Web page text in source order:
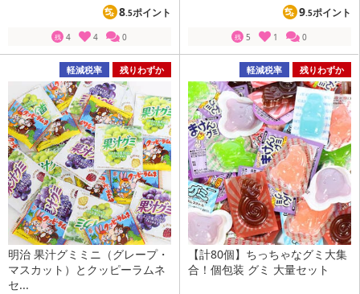
8.5ポイント
残 4 4 0
9.5ポイント
残 5 1 0
軽減税率 残りわずか
明治 果汁グミミニ（グレープ・
マスカット）とクッピーラムネ
セ...
軽減税率 残りわずか
【計80個】ちっちゃなグミ大集
合！個包装 グミ 大量セット